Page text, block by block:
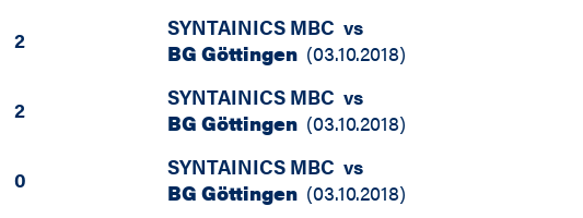
2 SYNTAINICS MBC vs
BG Göttingen (03.10.2018)
2 SYNTAINICS MBC vs
BG Göttingen (03.10.2018)
0 SYNTAINICS MBC vs
BG Göttingen (03.10.2018)